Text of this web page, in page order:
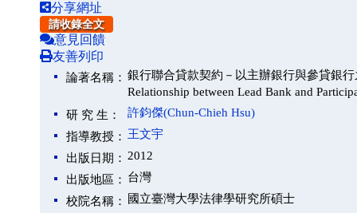
分享網址
請收錄全文
意見回饋
友善列印
論著名稱： 銀行聯合貸款契約－以主辦銀行與參貸銀行
Relationship between Lead Bank and
研 究 生：
許鈞傑(Chun-Chieh Hsu)
指導教授： 王文宇
出版日期： 2012
出版地區： 台灣
校院名稱：
國立臺灣大學法律學研究所碩士